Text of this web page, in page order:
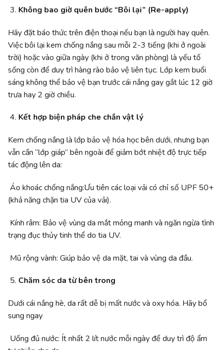
Không bao giờ quên bước “Bôi lại” (Re-apply)
Hãy đặt báo thức trên điện thoại nếu bạn là người hay quên.
Việc bôi lại kem chống nắng sau mỗi 2-3 tiếng (khi ở ngoài
trời) hoặc vào giữa ngày (khi ở trong văn phòng) là yếu tố
sống còn để duy trì hàng rào bảo vệ liên tục. Lớp kem buổi
sáng không thể bảo vệ bạn trước cái nắng gay gắt lúc 12 giờ
trưa hay 2 giờ chiều.
Kết hợp biện pháp che chắn vật lý
Kem chống nắng là lớp bảo vệ hóa học bên dưới, nhưng bạn
vẫn cần “lớp giáp” bên ngoài để giảm bớt nhiệt độ trực tiếp
tác động lên da:
Áo khoác chống nắng:Ưu tiên các loại vải có chỉ số UPF 50+
(khả năng chặn tia UV của vải).
Kính râm: Bảo vệ vùng da mắt mỏng manh và ngăn ngừa tình
trạng đục thủy tinh thể do tia UV.
Mũ rộng vành: Giúp bảo vệ da mặt, tai và vùng da đầu.
Chăm sóc da từ bên trong
Dưới cái nắng hè, da rất dễ bị mất nước và oxy hóa. Hãy bổ
sung ngay
Uống đủ nước: Ít nhất 2 lít nước mỗi ngày để duy trì độ ẩm